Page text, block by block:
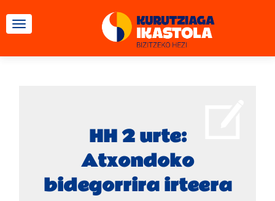
TOGGLE NAVIGATION
HH 2 urte:
Atxondoko
bidegorrira irteera